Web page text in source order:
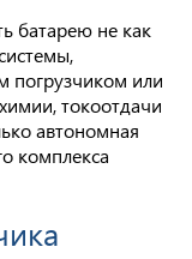
батарею не как
погрузчиком или
токоотдачи
автономная
комплекса